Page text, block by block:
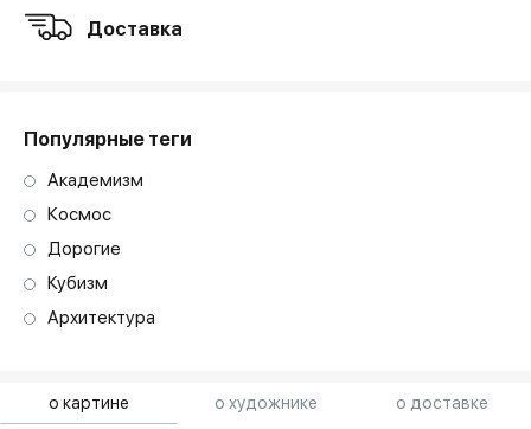
о картине о художнике о доставке
Доставка
Популярные теги
Академизм
Космос
Дорогие
Кубизм
Архитектура